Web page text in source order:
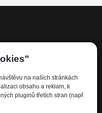
na našich stránkách
obsahu a reklam, k
pluginů třetích stran (např.